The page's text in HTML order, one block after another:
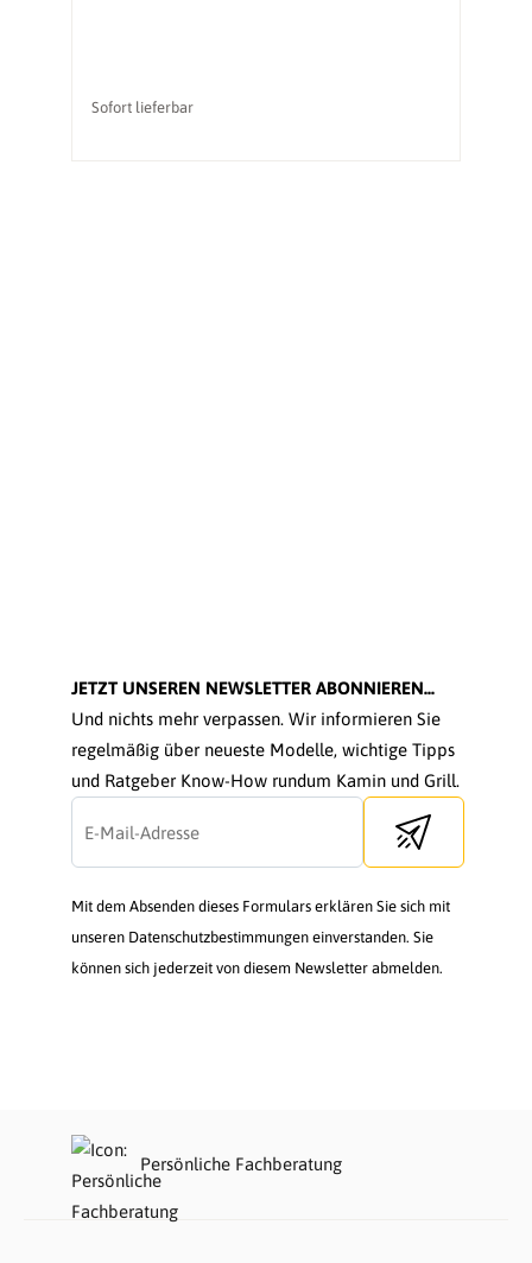
Sofort lieferbar
JETZT UNSEREN NEWSLETTER ABONNIEREN...
Und nichts mehr verpassen. Wir informieren Sie
regelmäßig über neueste Modelle, wichtige Tipps
und Ratgeber Know-How rundum Kamin und Grill.
Send newsletter
Mit dem Absenden dieses Formulars erklären Sie sich mit
unseren Datenschutzbestimmungen einverstanden. Sie
können sich jederzeit von diesem Newsletter abmelden.
Persönliche Fachberatung